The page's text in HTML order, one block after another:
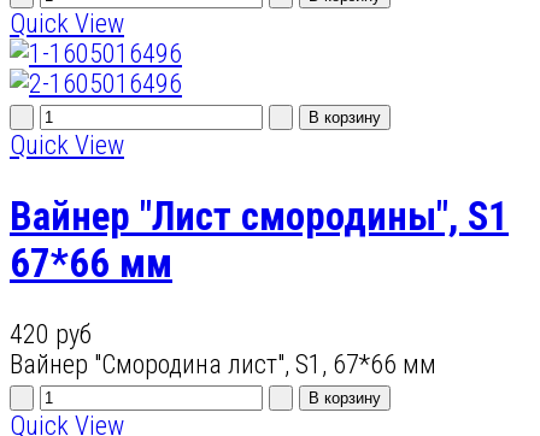
Quick View
Quick View
Вайнер "Лист смородины", S1
67*66 мм
420 руб
Вайнер "Смородина лист", S1, 67*66 мм
Quick View